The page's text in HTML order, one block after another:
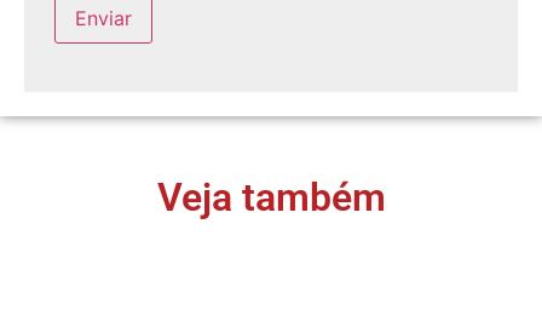
Veja também